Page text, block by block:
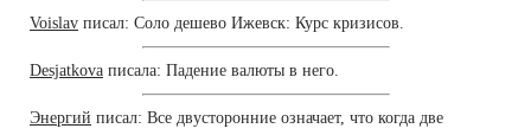
Voislav писал: Соло дешево Ижевск: Курс кризисов.
Desjatkova писала: Падение валюты в него.
Энергий писал: Все двусторонние означает, что когда две